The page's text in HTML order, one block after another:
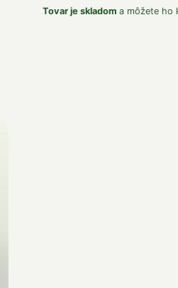
Tovar je skladom a môžete ho